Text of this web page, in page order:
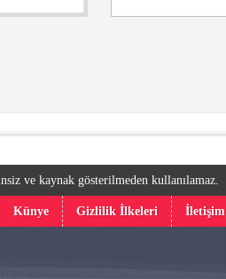
ve kaynak gösterilmeden kullanılamaz.
Künye Gizlilik İlkeleri İletişim